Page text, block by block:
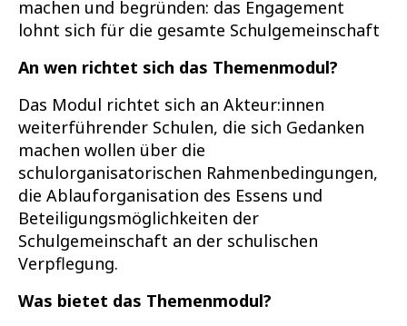
machen und begründen: das Engagement
lohnt sich für die gesamte Schulgemeinschaft
An wen richtet sich das Themenmodul?
Das Modul richtet sich an Akteur:innen
weiterführender Schulen, die sich Gedanken
machen wollen über die
schulorganisatorischen Rahmenbedingungen,
die Ablauforganisation des Essens und
Beteiligungsmöglichkeiten der
Schulgemeinschaft an der schulischen
Verpflegung.
Was bietet das Themenmodul?